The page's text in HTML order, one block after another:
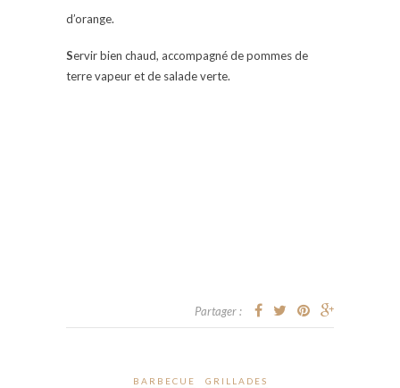
d’orange.
Servir bien chaud, accompagné de pommes de
terre vapeur et de salade verte.
Partager :
BARBECUE GRILLADES